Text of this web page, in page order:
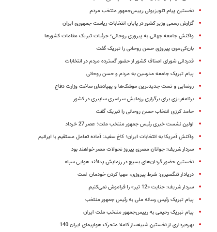
نخستین پیام تلویزیونی رییس‌جمهور منتخب مردم
گزارش رسمی وزیر کشور در پایان انتخابات ریاست جمهوری ایران
واکنش جامعه جهانی به پیروزی روحانی؛ جزئیات تبریک مقامات کشورها
بان‌کی‌مون پیروزی حسن روحانی را تبریک گفت
قدردانی شورای اصناف کشور از حضور گسترده مردم در انتخابات
پیام تبریک جامعه مدرسین به مردم و حسن روحانی
رونمایی و تست جدیدترین موشک‌ها و پهپادهای ساخت وزارت دفاع
برنامه‌ریزی برای برگزاری رزمایش سراسری سایبری در کشور
حامد کرزی انتخاب حسن روحانی را تبریک گفت
اولین نشست خبری رئیس جمهور منتخب ملت؛ عصر 27 خرداد
واکنش آمریکا به انتخابات ایران؛ کاخ سفید: آماده تعامل مستقیم با ایرانیم
سردار شریف: جوانان مصری پیروز تحولات مصر خواهند بود
نخستین حضور گردان‌های بسیج در رزمایش پدافند هوایی سپاه
دریادار تنگسیری: شرط پیروزی، مهیا کردن خودمان است
سردار شریف: جنایت «12 تیر» را فراموش نمی‌کنیم
پیام تبریک رئیس رسانه ملی به رئیس جمهور منتخب
پیام تبریک رحیمی به رییس‌جمهور منتخب ملت ایران
بهره‌برداری از نخستین شبیه‌ساز کاملا متحرک هواپیمای ایران 140